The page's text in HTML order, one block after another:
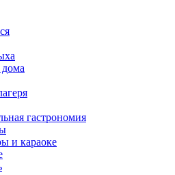
дома
гастрономия
и караоке